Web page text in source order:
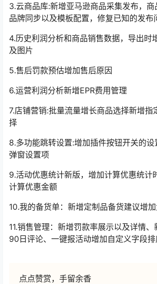
3.云商品库:新增亚马逊商品采集发布，
品牌同步以及模板配置，修复已知的发布
4.历史利润分析和商品销售数据，导出时
及图片
5.售后罚款预估增加售后原因
6.运营利润分析新增EPR费用管理
7.店铺营销:批量流量增长商品选择新增指
择
8.多功能跳转设置:增加插件按钮开关的
弹窗设置项
9.活动优惠统计新版，增加计算优惠统计
计算优惠金额
10.我的备货单：新增定制品备货建议增
11.销售管理：新增罚款率展示以及详情
90日评论、一键报活动增加自定义字段
点点赞赏，手留余香